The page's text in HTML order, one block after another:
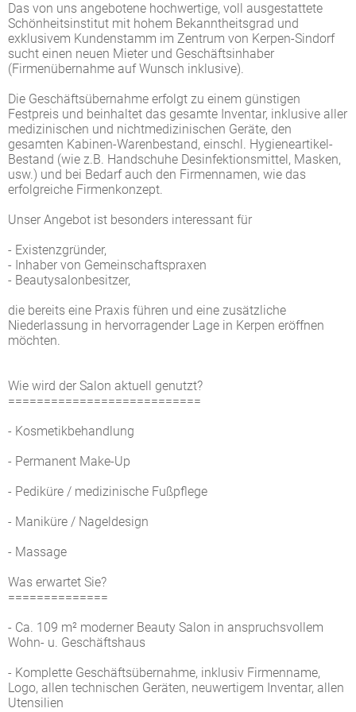
Das von uns angebotene hochwertige, voll ausgestattete
Schönheitsinstitut mit hohem Bekanntheitsgrad und
exklusivem Kundenstamm im Zentrum von Kerpen-Sindorf
sucht einen neuen Mieter und Geschäftsinhaber
(Firmenübernahme auf Wunsch inklusive).
Die Geschäftsübernahme erfolgt zu einem günstigen
Festpreis und beinhaltet das gesamte Inventar, inklusive aller
medizinischen und nichtmedizinischen Geräte, den
gesamten Kabinen-Warenbestand, einschl. Hygieneartikel-
Bestand (wie z.B. Handschuhe Desinfektionsmittel, Masken,
usw.) und bei Bedarf auch den Firmennamen, wie das
erfolgreiche Firmenkonzept.
Unser Angebot ist besonders interessant für
- Existenzgründer,
- Inhaber von Gemeinschaftspraxen
- Beautysalonbesitzer,
die bereits eine Praxis führen und eine zusätzliche
Niederlassung in hervorragender Lage in Kerpen eröffnen
möchten.
Wie wird der Salon aktuell genutzt?
===========================
- Kosmetikbehandlung
- Permanent Make-Up
- Pediküre / medizinische Fußpflege
- Maniküre / Nageldesign
- Massage
Was erwartet Sie?
==============
- Ca. 109 m² moderner Beauty Salon in anspruchsvollem
Wohn- u. Geschäftshaus
- Komplette Geschäftsübernahme, inklusiv Firmenname,
Logo, allen technischen Geräten, neuwertigem Inventar, allen
Utensilien